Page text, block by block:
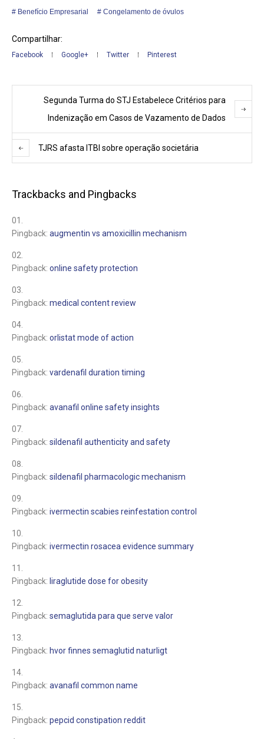
Benefício Empresarial Congelamento de óvulos
Compartilhar:
Facebook Google+ Twitter Pinterest
Segunda Turma do STJ Estabelece Critérios para
Indenização em Casos de Vazamento de Dados
TJRS afasta ITBI sobre operação societária
Trackbacks and Pingbacks
Pingback: augmentin vs amoxicillin mechanism
Pingback: online safety protection
Pingback: medical content review
Pingback: orlistat mode of action
Pingback: vardenafil duration timing
Pingback: avanafil online safety insights
Pingback: sildenafil authenticity and safety
Pingback: sildenafil pharmacologic mechanism
Pingback: ivermectin scabies reinfestation control
Pingback: ivermectin rosacea evidence summary
Pingback: liraglutide dose for obesity
Pingback: semaglutida para que serve valor
Pingback: hvor finnes semaglutid naturligt
Pingback: avanafil common name
Pingback: pepcid constipation reddit